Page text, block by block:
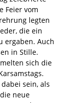
Feier vom
legten
die ein
ergaben. Auch
in Stille.
sich die
sein, als
neue